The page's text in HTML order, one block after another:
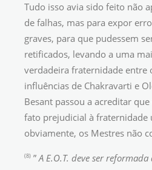
Tudo isso avia sido feito não
de falhas, mas para expor
graves, para que pudessem
retificados, levando a uma
verdadeira fraternidade entre
influências de Chakravarti e
Besant passou a acreditar
fato prejudicial à fraternidade
obviamente, os Mestres não
(8) ”A E.O.T. deve ser